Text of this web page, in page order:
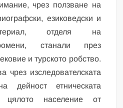
чрез ползване на
езиковедски и
отделя на
станали през
и турското робство.
чрез изследователската
дейност етническата
цялото население от